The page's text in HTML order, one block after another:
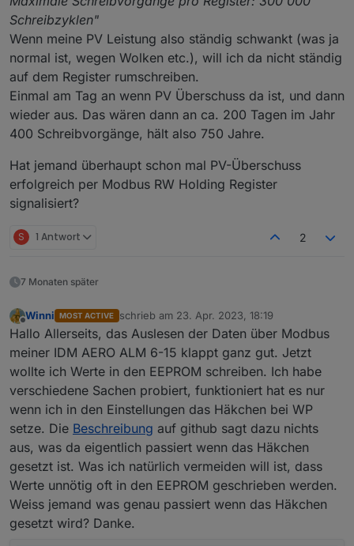
1520	Anzahl laufende
1521	Betriebsart
1522	Betriebsart
1523	Smart Grid
Schreibzyklen"
Wenn meine PV Leistung also ständig schwankt (was ja
normal ist, wegen Wolken etc.), will ich da nicht ständig
auf dem Register rumschreiben.
Einmal am Tag an wenn PV Überschuss da ist, und dann
wieder aus. Das wären dann an ca. 200 Tagen im Jahr
400 Schreibvorgänge, hält also 750 Jahre.
Hat jemand überhaupt schon mal PV-Überschuss
erfolgreich per Modbus RW Holding Register
signalisiert?
S 1 Antwort 2
7 Monaten später
Offline
Winni MOST ACTIVE schrieb am 23. Apr. 2023, 18:19
zuletzt editiert von
Hallo Allerseits, das Auslesen der Daten über Modbus
meiner IDM AERO ALM 6-15 klappt ganz gut. Jetzt
wollte ich Werte in den EEPROM schreiben. Ich habe
verschiedene Sachen probiert, funktioniert hat es nur
wenn ich in den Einstellungen das Häkchen bei WP
setze. Die Beschreibung auf github sagt dazu nichts
aus, was da eigentlich passiert wenn das Häkchen
gesetzt ist. Was ich natürlich vermeiden will ist, dass
Werte unnötig oft in den EEPROM geschrieben werden.
Weiss jemand was genau passiert wenn das Häkchen
gesetzt wird? Danke.